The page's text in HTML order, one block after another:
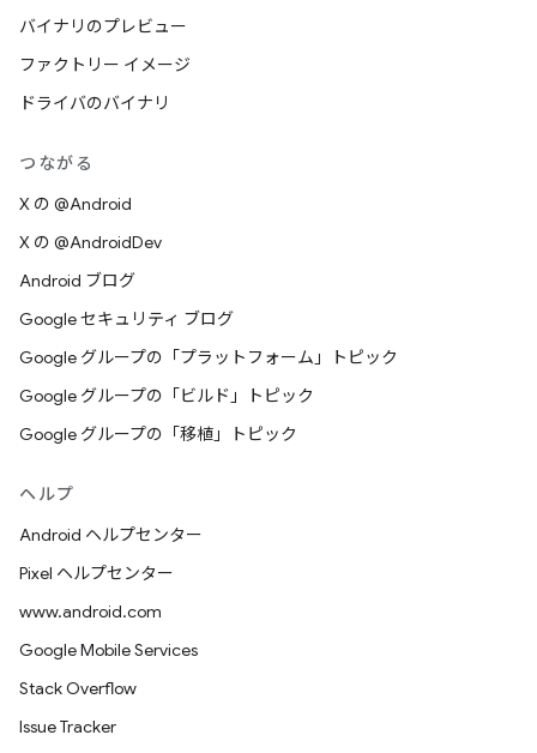
バイナリのプレビュー
ファクトリー イメージ
ドライバのバイナリ
つながる
X の @Android
X の @AndroidDev
Android ブログ
Google セキュリティ ブログ
Google グループの「プラットフォーム」トピック
Google グループの「ビルド」トピック
Google グループの「移植」トピック
ヘルプ
Android ヘルプセンター
Pixel ヘルプセンター
www.android.com
Google Mobile Services
Stack Overflow
Issue Tracker